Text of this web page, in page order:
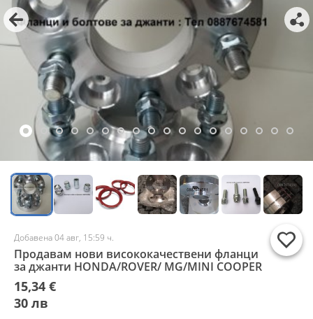
Добавена 04 авг, 15:59 ч.
Продавам нови висококачествени фланци
за джанти HONDA/ROVER/ MG/MINI COOPER
15,34 €
30 лв